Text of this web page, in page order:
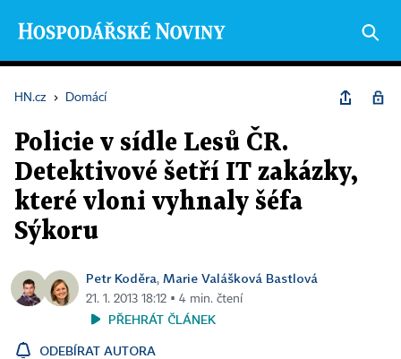
HN.cz › Domácí
Policie v sídle Lesů ČR.
Detektivové šetří IT zakázky,
které vloni vyhnaly šéfa
Sýkoru
Petr Koděra, Marie Valášková Bastlová
21. 1. 2013 18:12 ▪ 4 min. čtení
PŘEHRÁT ČLÁNEK
ODEBÍRAT AUTORA